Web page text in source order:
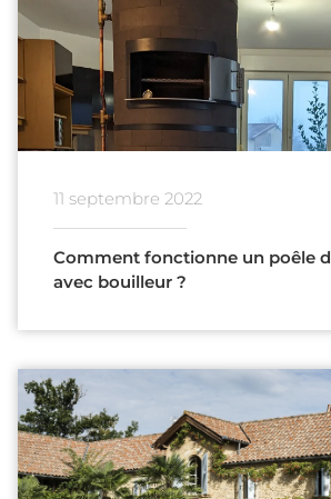
11 septembre 2022
Comment fonctionne un poêle
avec bouilleur ?